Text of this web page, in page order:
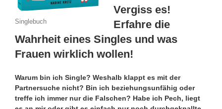
Singlebuch
Vergiss es!
Erfahre die
Wahrheit eines Singles und was
Frauen wirklich wollen!
Warum bin ich Single? Weshalb klappt es mit der
Partnersuche nicht? Bin ich beziehungsunfähig oder
treffe ich immer nur die Falschen? Habe ich Pech, liegt